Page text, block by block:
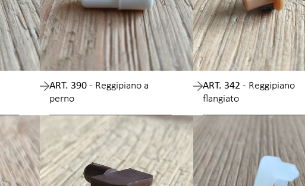
ART. 390 - Reggipiano a
perno
ART. 342 - Reggipiano
flangiato